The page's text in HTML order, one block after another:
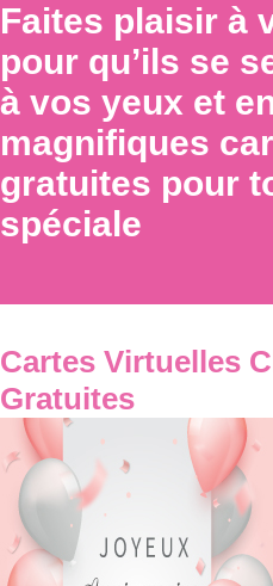
Faites plaisir à
pour qu’ils se
à vos yeux et
magnifiques
gratuites pour
spéciale
Cartes Virtuelles
Gratuites